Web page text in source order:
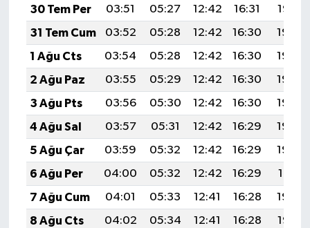
30 Tem Per
03:51 05:27 12:42 16:31
19:47
31 Tem Cum
03:52 05:28 12:42 16:30
19:46
1 Ağu Cts
03:54 05:28 12:42 16:30
19:46
2 Ağu Paz
03:55 05:29 12:42 16:30
19:45
3 Ağu Pts
03:56 05:30 12:42 16:30
19:44
4 Ağu Sal
03:57 05:31 12:42 16:29
19:43
5 Ağu Çar
03:59 05:32 12:42 16:29
19:42
6 Ağu Per
04:00 05:32 12:42 16:29
19:41
7 Ağu Cum
04:01 05:33 12:41 16:28
19:39
8 Ağu Cts
04:02 05:34 12:41 16:28
19:38